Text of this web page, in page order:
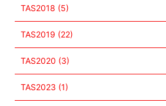
TAS2018 (5)
TAS2019 (22)
TAS2020 (3)
TAS2023 (1)